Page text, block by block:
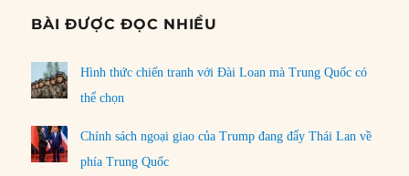
BÀI ĐƯỢC ĐỌC NHIỀU
Hình thức chiến tranh với Đài Loan mà Trung Quốc có
thể chọn
Chính sách ngoại giao của Trump đang đẩy Thái Lan về
phía Trung Quốc